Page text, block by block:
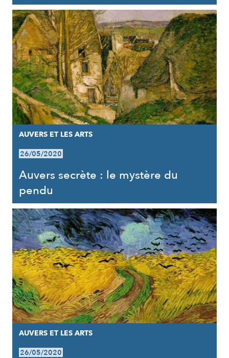
AUVERS ET LES ARTS
26/05/2020
Auvers secrète : le mystère du
pendu
AUVERS ET LES ARTS
26/05/2020